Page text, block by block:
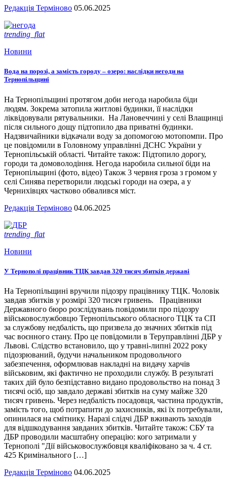
Редакція Терміново 05.06.2025
trending_flat
Новини
Вода на порозі, а замість городу – озеро: наслідки негоди на
Тернопільщині
На Тернопільщині протягом доби негода наробила біди
людям. Зокрема затопила житлові будинки, її наслідки
ліквідовували рятувальники. На Лановеччині у селі Влащинці
після сильного дощу підтопило два приватні будинки.
Надзвичайники відкачали воду за допомогою мотопомпи. Про
це повідомили в Головному управлінні ДСНС України у
Тернопільській області. Читайте також: Підтопило дорогу,
городи та домоволодіння. Негода наробила сильної біди на
Тернопільщині (фото, відео) Також 3 червня гроза з громом у
селі Синява перетворили людські городи на озера, а у
Чернихівцях частково обвалився міст.
Редакція Терміново 04.06.2025
trending_flat
Новини
У Тернополі працівник ТЦК завдав 320 тисяч збитків державі
На Тернопільщині вручили підозру працівнику ТЦК. Чоловік
завдав збитків у розмірі 320 тисяч гривень. Працівники
Державного бюро розслідувань повідомили про підозру
військовослужбовцю Тернопільського обласного ТЦК та СП
за службову недбалість, що призвела до значних збитків під
час воєнного стану. Про це повідомили в Теруправлінні ДБР у
Львові. Слідство встановило, що у травні-липні 2022 року
підозрюваний, будучи начальником продовольчого
забезпечення, оформлював накладні на видачу харчів
військовим, які фактично не проходили службу. В результаті
таких дій було безпідставно видано продовольство на понад 3
тисячі осіб, що завдало державі збитків на суму майже 320
тисяч гривень. Через недбалість посадовця, частина продуктів,
замість того, щоб потрапити до захисників, які їх потребували,
опинилася на смітнику. Наразі слідчі ДБР вживають заходів
для відшкодування завданих збитків. Читайте також: СБУ та
ДБР проводили масштабну операцію: кого затримали у
Тернополі "Дії військовослужбовця кваліфіковано за ч. 4 ст.
425 Кримінального […]
Редакція Терміново 04.06.2025